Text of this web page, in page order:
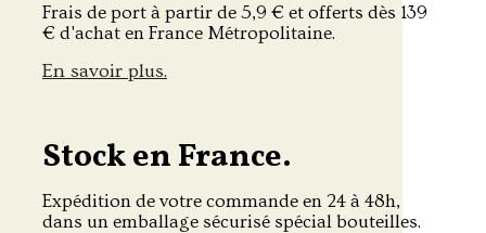
Frais de port à partir de 5,9 € et offerts dès 139
€ d'achat en France Métropolitaine.
En savoir plus.
Stock en France.
Expédition de votre commande en 24 à 48h,
dans un emballage sécurisé spécial bouteilles.